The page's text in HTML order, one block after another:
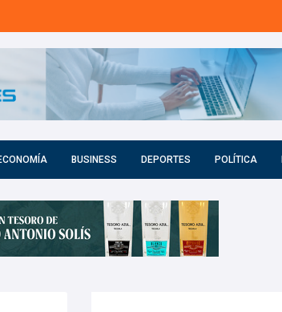
BUSINESS DEPORTES POLÍTICA